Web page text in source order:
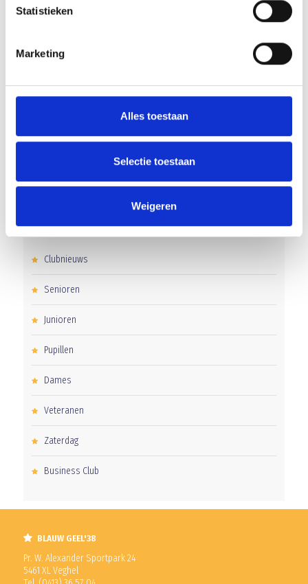
Statistieken
Marketing
Alles toestaan
Selectie toestaan
Weigeren
RECENT NIEUWS
Overwinning op Mierlo Hout
Uitnodiging voor de EXTRA Algemene Ledenvergadering
CATEGORIEËN
Clubnieuws
Senioren
Junioren
Pupillen
Dames
Veteranen
Zaterdag
Business Club
BLAUW GEEL'38
Pr. W. Alexander Sportpark 24
5461 XL Veghel